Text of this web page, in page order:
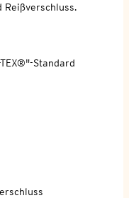
Reißverschluss.
Standard